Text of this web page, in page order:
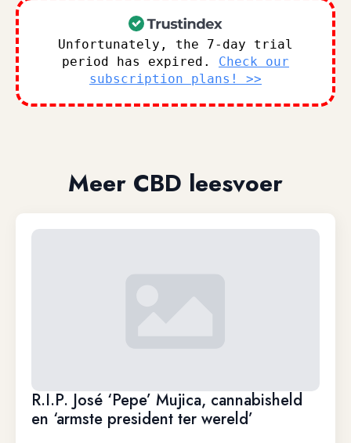
Unfortunately, the 7-day trial
period has expired. Check our
subscription plans! >>
Meer CBD leesvoer
R.I.P. José ‘Pepe’ Mujica, cannabisheld
en ‘armste president ter wereld’